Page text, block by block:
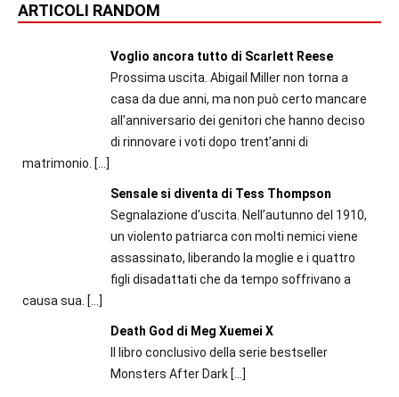
ARTICOLI RANDOM
Voglio ancora tutto di Scarlett Reese
Prossima uscita. Abigail Miller non torna a
casa da due anni, ma non può certo mancare
all’anniversario dei genitori che hanno deciso
di rinnovare i voti dopo trent’anni di
matrimonio. […]
Sensale si diventa di Tess Thompson
Segnalazione d'uscita. Nell’autunno del 1910,
un violento patriarca con molti nemici viene
assassinato, liberando la moglie e i quattro
figli disadattati che da tempo soffrivano a
causa sua. […]
Death God di Meg Xuemei X
Il libro conclusivo della serie bestseller
Monsters After Dark[…]